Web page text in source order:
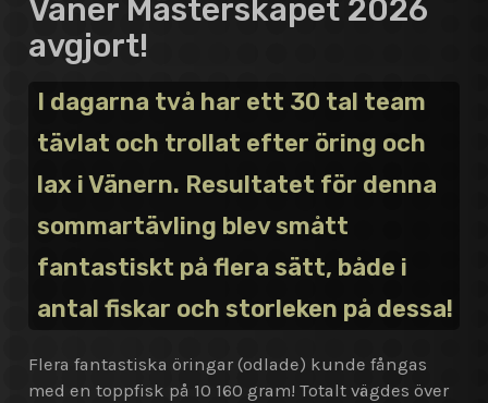
Väner Mästerskapet 2026
avgjort!
I dagarna två har ett 30 tal team
tävlat och trollat efter öring och
lax i Vänern. Resultatet för denna
sommartävling blev smått
fantastiskt på flera sätt, både i
antal fiskar och storleken på dessa!
Flera fantastiska öringar (odlade) kunde fångas
med en toppfisk på 10 160 gram! Totalt vägdes över